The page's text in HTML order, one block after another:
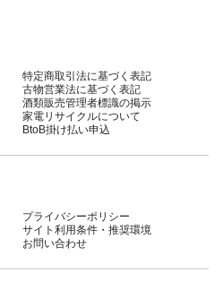
特定商取引法に基づく表記
古物営業法に基づく表記
酒類販売管理者標識の掲示
家電リサイクルについて
BtoB掛け払い申込
プライバシーポリシー
サイト利用条件・推奨環境
お問い合わせ